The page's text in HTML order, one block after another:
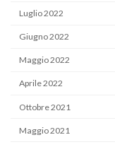
Luglio 2022
Giugno 2022
Maggio 2022
Aprile 2022
Ottobre 2021
Maggio 2021